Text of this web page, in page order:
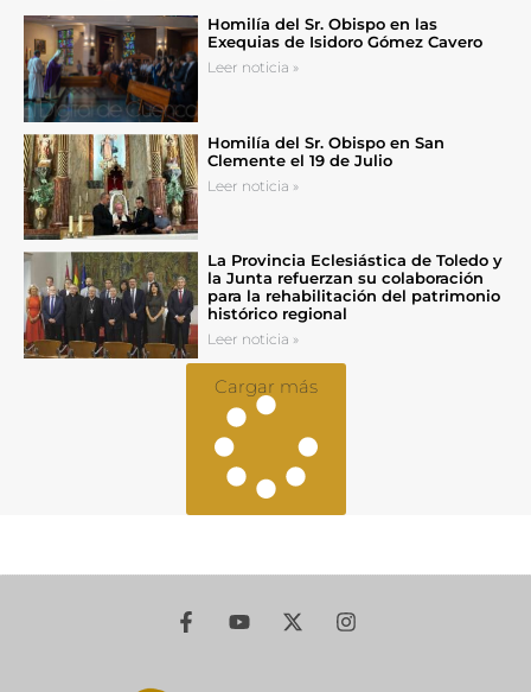
Homilía del Sr. Obispo en las
Exequias de Isidoro Gómez Cavero
Leer noticia »
Homilía del Sr. Obispo en San
Clemente el 19 de Julio
Leer noticia »
La Provincia Eclesiástica de Toledo y
la Junta refuerzan su colaboración
para la rehabilitación del patrimonio
histórico regional
Leer noticia »
Cargar más